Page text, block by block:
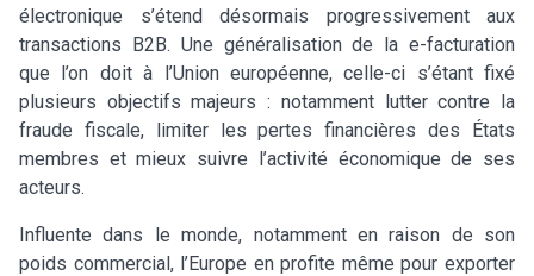
électronique s’étend désormais progressivement aux
transactions B2B. Une généralisation de la e-facturation
que l’on doit à l’Union européenne, celle-ci s’étant fixé
plusieurs objectifs majeurs : notamment lutter contre la
fraude fiscale, limiter les pertes financières des États
membres et mieux suivre l’activité économique de ses
acteurs.
Influente dans le monde, notamment en raison de son
poids commercial, l’Europe en profite même pour exporter